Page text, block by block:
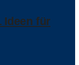
Ideen für